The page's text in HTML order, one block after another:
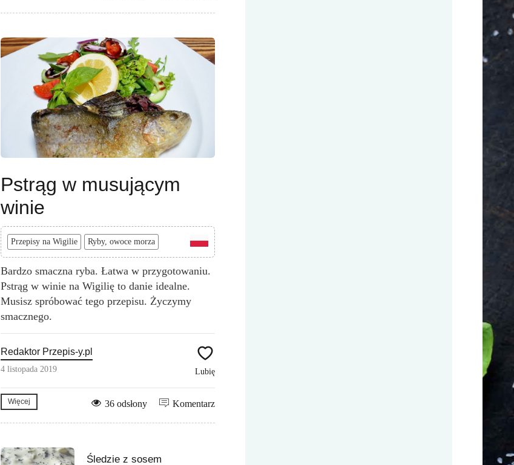
Pstrąg w musującym
winie
Przepisy na Wigilie Ryby, owoce morza
Bardzo smaczna ryba. Łatwa w przygotowaniu.
Pstrąg w winie na Wigilię to danie idealne.
Musisz spróbować tego przepisu. Życzymy
smacznego.
Redaktor Przepis-y.pl
4 listopada 2019 Lubię
Więcej Komentarz
36 odsłony
Śledzie z sosem